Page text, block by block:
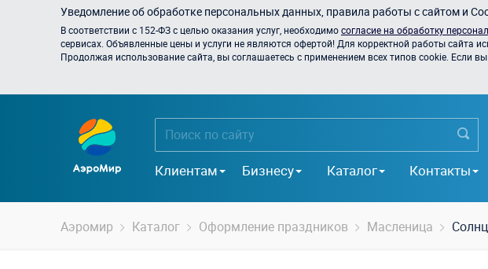
Уведомление об обработке персональных данных, правила работы с сайтом и
В соответствии с 152-ФЗ с целью оказания услуг, необходимосогласие на обработку
сервисах. Объявленные цены и услуги не являются офертой! Для корректной работы сайта
Продолжая использование сайта, вы соглашаетесь с применением всех типов cookie. Если
Клиентам Бизнесу Каталог Контакты
Аэромир Каталог Оформление праздников Масленица